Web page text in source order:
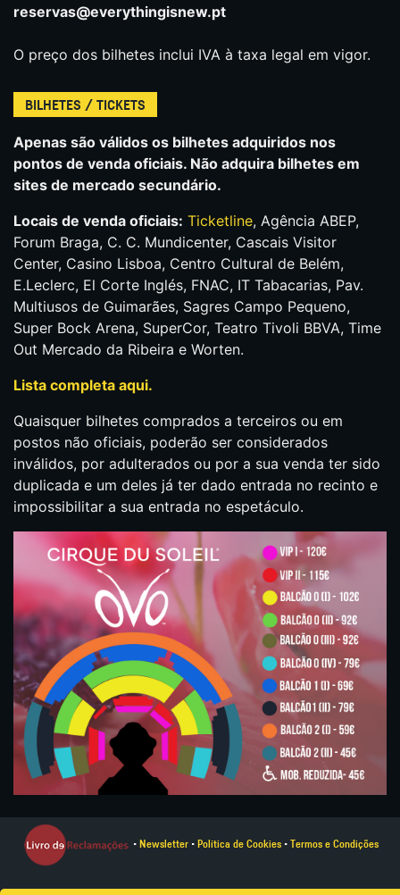
reservas@everythingisnew.pt
O preço dos bilhetes inclui IVA à taxa legal em vigor.
BILHETES / TICKETS
Apenas são válidos os bilhetes adquiridos nos
pontos de venda oficiais. Não adquira bilhetes em
sites de mercado secundário.
Locais de venda oficiais: Ticketline, Agência ABEP,
Forum Braga, C. C. Mundicenter, Cascais Visitor
Center, Casino Lisboa, Centro Cultural de Belém,
E.Leclerc, El Corte Inglés, FNAC, IT Tabacarias, Pav.
Multiusos de Guimarães, Sagres Campo Pequeno,
Super Bock Arena, SuperCor, Teatro Tivoli BBVA, Time
Out Mercado da Ribeira e Worten.
Lista completa aqui.
Quaisquer bilhetes comprados a terceiros ou em
postos não oficiais, poderão ser considerados
inválidos, por adulterados ou por a sua venda ter sido
duplicada e um deles já ter dado entrada no recinto e
impossibilitar a sua entrada no espetáculo.
• Newsletter• Política de Cookies• Termos e Condições